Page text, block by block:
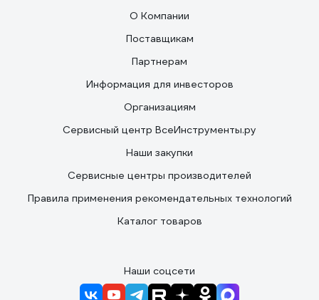
О Компании
Поставщикам
Партнерам
Информация для инвесторов
Организациям
Сервисный центр ВсеИнструменты.ру
Наши закупки
Сервисные центры производителей
Правила применения рекомендательных технологий
Каталог товаров
Наши соцсети